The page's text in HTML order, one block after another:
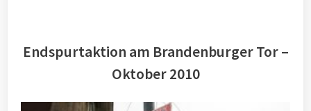
Endspurtaktion am Brandenburger Tor –
Oktober 2010